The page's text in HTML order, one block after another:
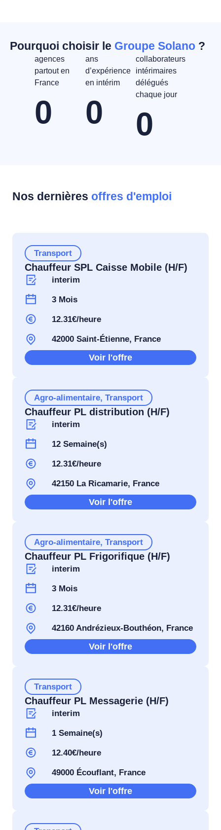
Pourquoi choisir le Groupe Solano ?
agences
partout en
France
0
ans
d’expérience
en intérim
0
collaborateurs
intérimaires
délégués
chaque jour
0
Nos dernières offres d'emploi
Transport
Chauffeur SPL Caisse Mobile (H/F)
interim
3 Mois
12.31€/heure
42000 Saint-Étienne, France
Voir l'offre
Agro-alimentaire, Transport
Chauffeur PL distribution (H/F)
interim
12 Semaine(s)
12.31€/heure
42150 La Ricamarie, France
Voir l'offre
Agro-alimentaire, Transport
Chauffeur PL Frigorifique (H/F)
interim
3 Mois
12.31€/heure
42160 Andrézieux-Bouthéon, France
Voir l'offre
Transport
Chauffeur PL Messagerie (H/F)
interim
1 Semaine(s)
12.40€/heure
49000 Écouflant, France
Voir l'offre